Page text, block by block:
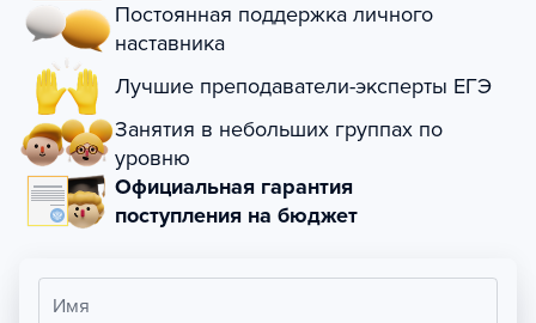
Постоянная поддержка личного
наставника
Лучшие преподаватели-эксперты ЕГЭ
Занятия в небольших группах по
уровню
Официальная гарантия
поступления на бюджет
Имя